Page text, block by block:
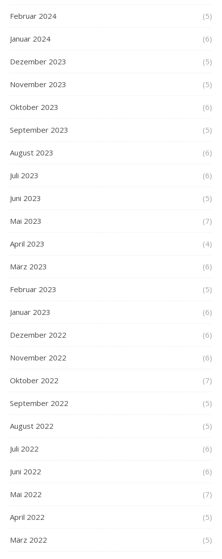
Februar 2024 (5)
Januar 2024 (6)
Dezember 2023 (5)
November 2023 (5)
Oktober 2023 (6)
September 2023 (5)
August 2023 (6)
Juli 2023 (6)
Juni 2023 (5)
Mai 2023 (7)
April 2023 (4)
März 2023 (6)
Februar 2023 (5)
Januar 2023 (6)
Dezember 2022 (6)
November 2022 (6)
Oktober 2022 (7)
September 2022 (5)
August 2022 (5)
Juli 2022 (6)
Juni 2022 (6)
Mai 2022 (7)
April 2022 (5)
März 2022 (5)